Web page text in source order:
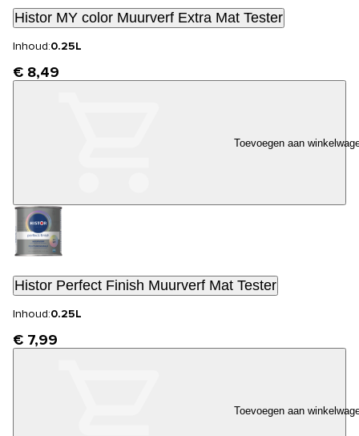
Histor MY color Muurverf Extra Mat Tester
Inhoud:0.25L
€ 8,49
Toevoegen aan
Histor Perfect Finish Muurverf Mat Tester
Inhoud:0.25L
€ 7,99
Toevoegen aan